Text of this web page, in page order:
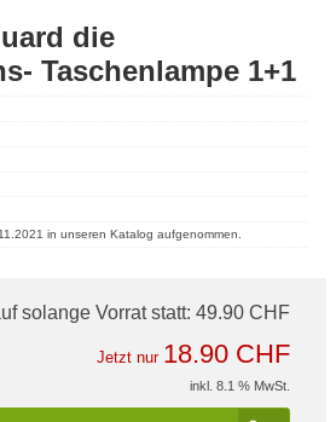
die
Taschenlampe 1+1
in unseren Katalog aufgenommen.
solange Vorrat statt: 49.90 CHF
Jetzt nur 18.90 CHF
inkl. 8.1 % MwSt.